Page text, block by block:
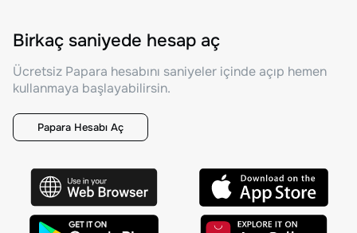
Birkaç saniyede hesap aç
Ücretsiz Papara hesabını saniyeler içinde açıp hemen
kullanmaya başlayabilirsin.
Papara Hesabı Aç